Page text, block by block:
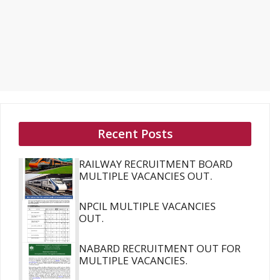
Recent Posts
RAILWAY RECRUITMENT BOARD
MULTIPLE VACANCIES OUT.
NPCIL MULTIPLE VACANCIES
OUT.
NABARD RECRUITMENT OUT FOR
MULTIPLE VACANCIES.